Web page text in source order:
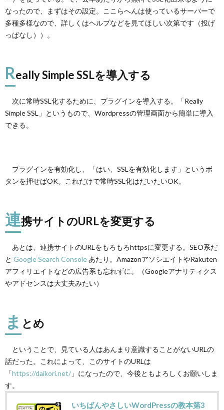
3.
連携
サイ
トの
る
まと
め
なったので、まずはその設定。ここらへんは使っているサーバーで
多種多様なので、詳しくはヘルプなどを見てほしい次第です（投げ
っぱなし））。
Really Simple SSLを導入する
次に常時SSL化するために、プラグインを導入する。「Really
Simple SSL」というもので、Wordpressの管理画面から簡単に導入
できる。
プラグインを有効化し、「はい、SSLを有効化します」というボ
タンを押せばOK。これだけで常時SSL化はだいたいOK。
連携サイトのURLを変更する
あとは、連携サイトのURLをもろもろhttpsに変更する。SEO系だ
と Google Search Console あたり。AmazonアソシエイトやRakuten
アフィリエイトなどの広告系も忘れずに。（Googleアナリティクス
やアドセンスは大丈夫みたい）
ま とめ
ということで、見ている人はあんまり意識することがないURLの
話だった。これによって、このサイトのURLは
「https://daikori.net/ 」になったので、今後ともよろしくお願いしま
す。
いちばんやさしいWordPressの教本第3